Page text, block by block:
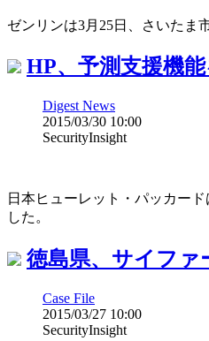
ゼンリンは3月25日、さいたま
HP、予測支援機
Digest News
2015/03/30 10:00
SecurityInsight
日本ヒューレット・パッカー
した。
徳島県、サイファ
Case File
2015/03/27 10:00
SecurityInsight